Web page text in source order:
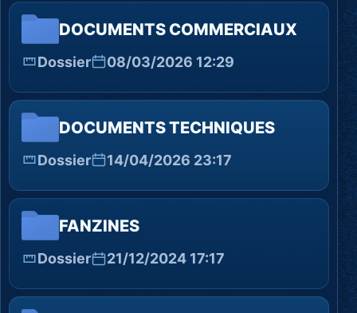
DOCUMENTS COMMERCIAUX
Dossier 08/03/2026 12:29
DOCUMENTS TECHNIQUES
Dossier 14/04/2026 23:17
FANZINES
Dossier 21/12/2024 17:17